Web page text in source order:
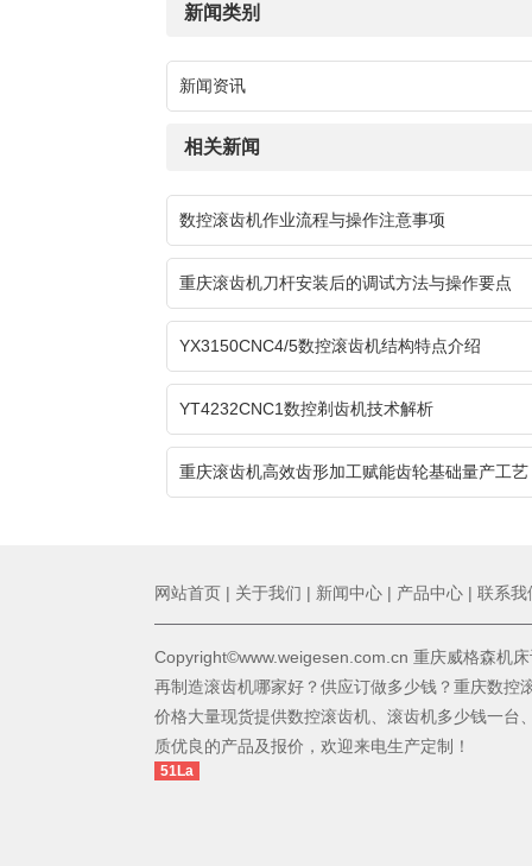
新闻类别
新闻资讯
相关新闻
数控滚齿机作业流程与操作注意事项
重庆滚齿机刀杆安装后的调试方法与操作要点
YX3150CNC4/5数控滚齿机结构特点介绍
YT4232CNC1数控剃齿机技术解析
重庆滚齿机高效齿形加工赋能齿轮基础量产工艺
网站首页 | 关于我们 | 新闻中心 | 产品中心 | 联系我
Copyright©www.weigesen.com.cn 重庆威格森机
再制造滚齿机哪家好？供应订做多少钱？重庆数控
价格大量现货提供数控滚齿机、滚齿机多少钱一台
质优良的产品及报价，欢迎来电生产定制！
51La